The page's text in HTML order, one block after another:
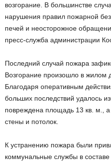
возгорание. В большинстве
нарушения правил пожарной
печей и неосторожное
пресс-служба администрации
Последний случай пожара
Возгорание произошло в жилом
Благодаря оперативным
больших последствий удалось
повреждена площадь 13 кв. м.,
стены и потолок.
К устранению пожара были
коммунальные службы в